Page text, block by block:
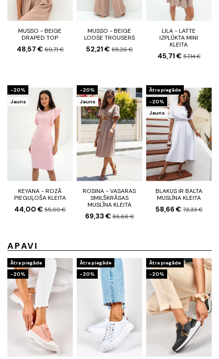
MUSSO - BEIGE
DRAPED TOP
48,57 € 60,71 €
MUSSO - BEIGE
LOOSE TROUSERS
52,21 €65,26 €
LILA - LATTE
IZPLŪKTA MINI
KLEITA
45,71 € 57,14 €
-20%
Jauns
KEYANA - ROZĀ
PIEGUĻOŠA KLEITA
44,00 €55,00 €
-20%
Jauns
ROSINA - VASARAS
SMILŠKRĀSAS
MUSLĪNA KLEITA
69,33 € 86,66 €
Ātra piegāde
-20%
Jauns
BLAKUS IR BALTA
MUSLĪNA KLEITA
58,66 € 73,33 €
APAVI
Ātra piegāde
-20%
Ātra piegāde
-20%
Ātra piegāde
-20%